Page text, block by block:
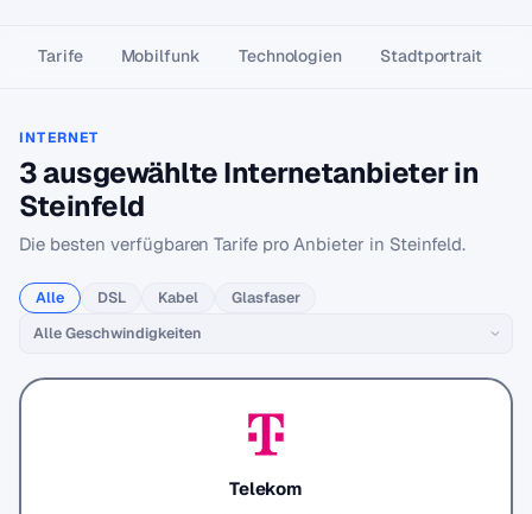
Tarife Mobilfunk Technologien Stadtportrait
INTERNET
3 ausgewählte Internetanbieter in
Steinfeld
Die besten verfügbaren Tarife pro Anbieter in Steinfeld.
Alle DSL Kabel Glasfaser
Telekom